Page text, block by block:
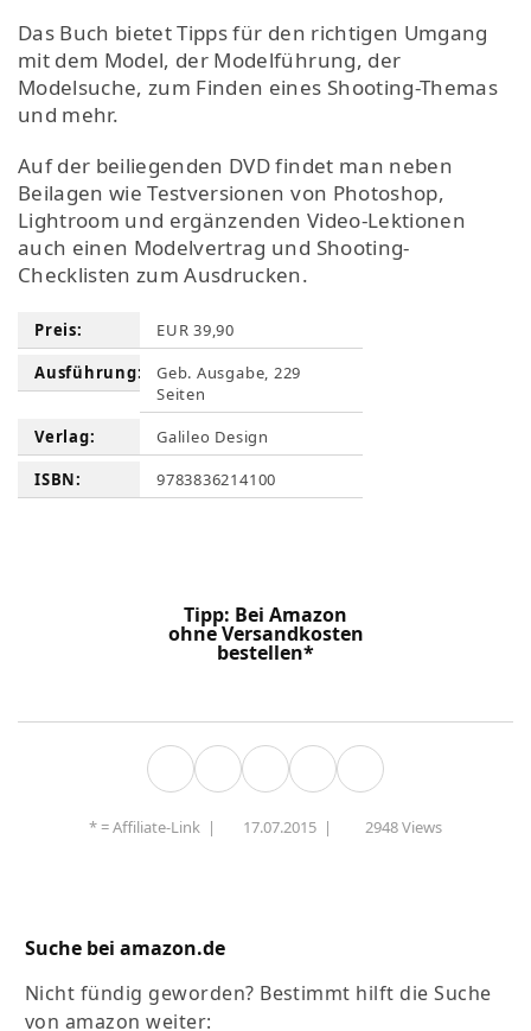
Das Buch bietet Tipps für den richtigen Umgang
mit dem Model, der Modelführung, der
Modelsuche, zum Finden eines Shooting-Themas
und mehr.
Auf der beiliegenden DVD findet man neben
Beilagen wie Testversionen von Photoshop,
Lightroom und ergänzenden Video-Lektionen
auch einen Modelvertrag und Shooting-
Checklisten zum Ausdrucken.
Preis:
EUR 39,90
Ausführung:
Geb. Ausgabe, 229
Seiten
Verlag:
Galileo Design
ISBN:
9783836214100
Tipp: Bei Amazon
ohne Versandkosten
bestellen*
* =Affiliate-Link | 17.07.2015 | 2948 Views
Suche bei amazon.de
Nicht fündig geworden? Bestimmt hilft die Suche
von amazon weiter: